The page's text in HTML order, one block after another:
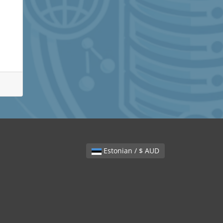
Estonian / $ AUD